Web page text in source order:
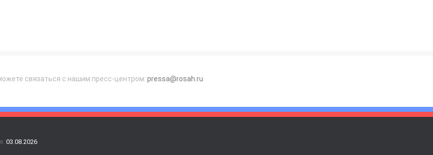
связаться с нашим пресс-центром: pressa@rosah.ru
03.08.2026